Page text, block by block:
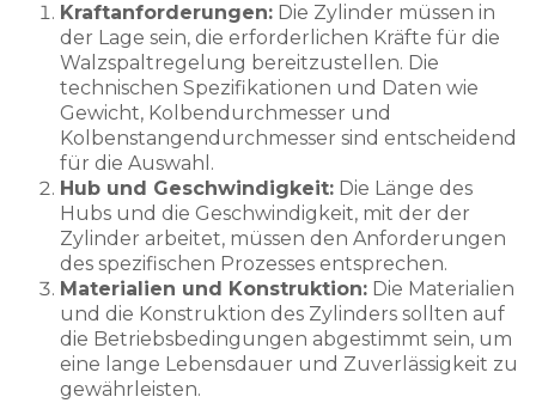
Kraftanforderungen: Die Zylinder müssen in
der Lage sein, die erforderlichen Kräfte für die
Walzspaltregelung bereitzustellen. Die
technischen Spezifikationen und Daten wie
Gewicht, Kolbendurchmesser und
Kolbenstangendurchmesser sind entscheidend
für die Auswahl.
Hub und Geschwindigkeit: Die Länge des
Hubs und die Geschwindigkeit, mit der der
Zylinder arbeitet, müssen den Anforderungen
des spezifischen Prozesses entsprechen.
Materialien und Konstruktion: Die Materialien
und die Konstruktion des Zylinders sollten auf
die Betriebsbedingungen abgestimmt sein, um
eine lange Lebensdauer und Zuverlässigkeit zu
gewährleisten.